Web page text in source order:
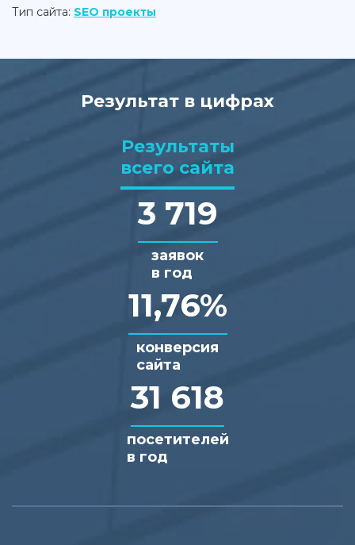
Тип сайта: SEO проекты
Результат в цифрах
Результаты
всего сайта
3 719
заявок
в год
11,76%
конверсия
сайта
31 618
посетителей
в год